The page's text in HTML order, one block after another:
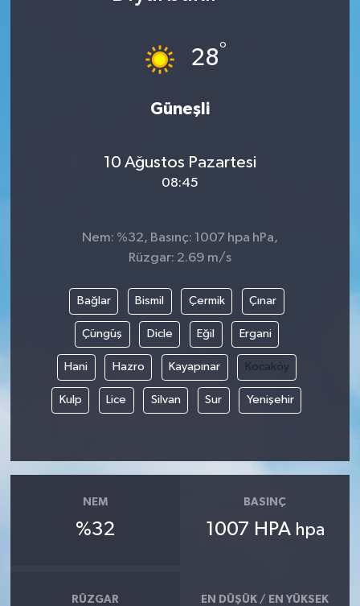
28°
Güneşli
10 Ağustos Pazartesi
08:45
Nem: %32, Basınç: 1007 hpa hPa,
Rüzgar: 2.69 m/s
Bağlar Bismil Çermik Çınar
Çüngüş Dicle Eğil Ergani
Hani Hazro Kayapınar Kocaköy
Kulp Lice Silvan Sur Yenişehir
NEM
%32
BASINÇ
1007 HPA hpa
RÜZGAR EN DÜŞÜK / EN YÜKSEK